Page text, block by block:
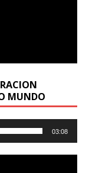
MUNDO
03:08